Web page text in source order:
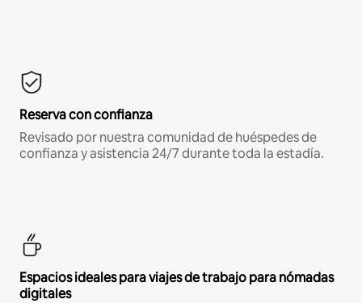
Reserva con confianza
Revisado por nuestra comunidad de huéspedes de
confianza y asistencia 24/7 durante toda la estadía.
Espacios ideales para viajes de trabajo para nómadas
digitales